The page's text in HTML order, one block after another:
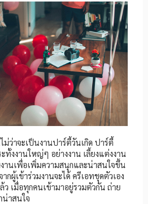
ว่าจะเป็นงานปาร์ตี้วันเกิด ปาร์ตี้
ทั้งงานใหญ่ๆ อย่างงาน เลี้ยงแต่งงาน
านเพื่อเพิ่มความสนุกและน่าสนใจขึ้น
กผู้เข้าร่วมงานจะได้ ครีเอทชุดตัวเอง
ว เมื่อทุกคนเข้ามาอยู่รวมตัวกัน ถ่าย
าสนใจ